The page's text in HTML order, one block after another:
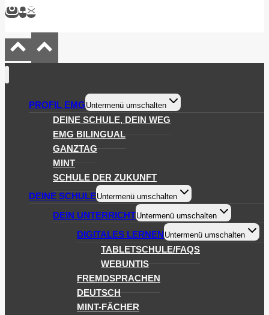
PROFIL EMG Untermenü umschalten
DEINE SCHULE, DEIN WEG
EMG BILINGUAL
GANZTAG
MINT
SCHULE DER ZUKUNFT
DEINE SCHULEUntermenü umschalten
DEIN UNTERRICHTUntermenü umschalten
DIGITALES LERNEN Untermenü umschalten
TABLETSCHULE/FAQS
WEBUNTIS
FREMDSPRACHEN
DEUTSCH
MINT-FÄCHER